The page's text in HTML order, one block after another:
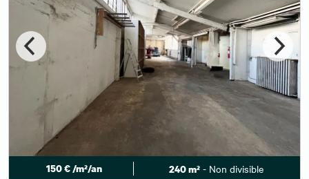
150 € /m²/an 240 m²- Non divisible